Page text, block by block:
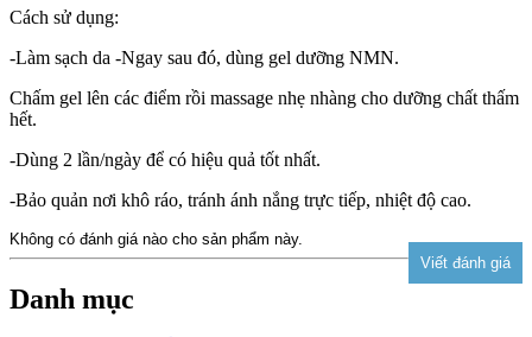
Cách sử dụng:
-Làm sạch da -Ngay sau đó, dùng gel dưỡng NMN.
Chấm gel lên các điểm rồi massage nhẹ nhàng cho dưỡng chất thấm
hết.
-Dùng 2 lần/ngày để có hiệu quả tốt nhất.
-Bảo quản nơi khô ráo, tránh ánh nắng trực tiếp, nhiệt độ cao.
Không có đánh giá nào cho sản phẩm này.
Danh mục